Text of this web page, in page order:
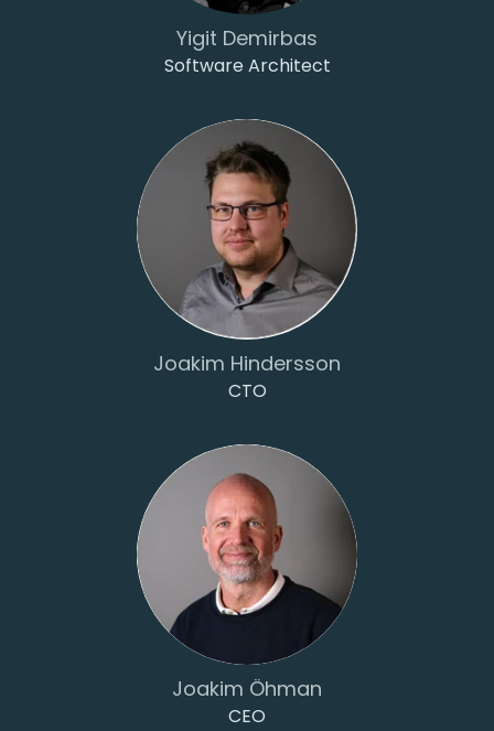
Yigit Demirbas
Software Architect
Joakim Hindersson
CTO
Joakim Öhman
CEO